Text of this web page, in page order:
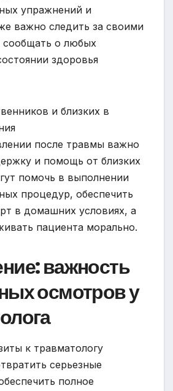
упражнений и
важно следить за своими
о любых
здоровья
и близких в
после травмы важно
и помощь от близких
помочь в выполнении
процедур, обеспечить
в домашних условиях, а
пациента морально.
важность
осмотров у
к травматологу
серьезные
полное